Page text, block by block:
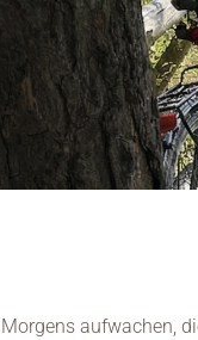
Morgens aufwachen,